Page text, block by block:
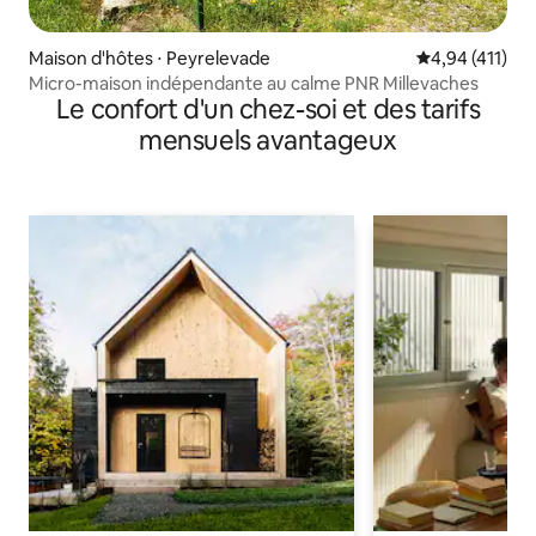
Maison d'hôtes ⋅ Peyrelevade Évaluation
4,94 (411)
Micro-maison indépendante au calme PNR Millevaches
Le confort d'un chez-soi et des tarifs
mensuels avantageux